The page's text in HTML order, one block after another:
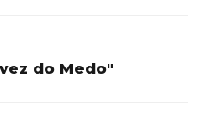
do Medo"